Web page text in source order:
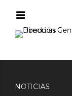
NOTICIAS